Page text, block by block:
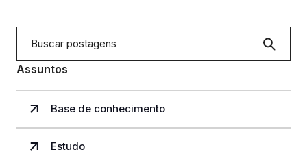
Assuntos
Base de conhecimento
Estudo